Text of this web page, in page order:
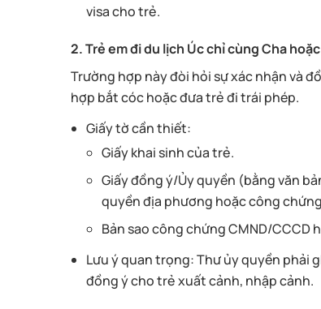
visa cho trẻ.
2. Trẻ em đi du lịch Úc chỉ cùng Cha
Trường hợp này đòi hỏi sự xác nhận và
hợp bắt cóc hoặc đưa trẻ đi trái phép.
Giấy tờ cần thiết:
Giấy khai sinh của trẻ.
Giấy đồng ý/Ủy quyền (bằng văn
quyền địa phương hoặc công
Bản sao công chứng CMND/CCCD
Lưu ý quan trọng: Thư ủy quyền phải
đồng ý cho trẻ xuất cảnh, nhập cảnh.